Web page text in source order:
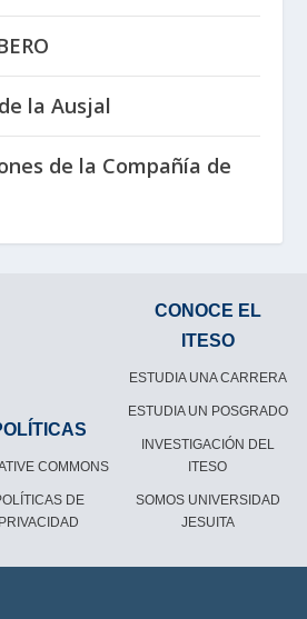
la Ausjal
de la Compañía de
COMMONS
DE
PRIVACIDAD
CONOCE EL
ITESO
ESTUDIA UNA CARRERA
ESTUDIA UN POSGRADO
INVESTIGACIÓN DEL
ITESO
SOMOS UNIVERSIDAD
JESUITA